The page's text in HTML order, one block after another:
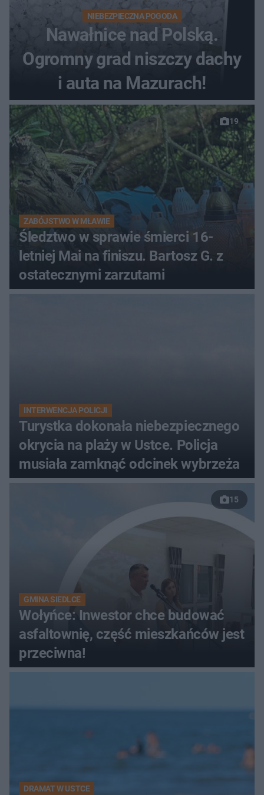
NIEBEZPIECZNA POGODA
Nawałnice nad Polską.
Ogromny grad niszczy dachy
i auta na Mazurach!
19
ZABÓJSTWO W MŁAWIE
Śledztwo w sprawie śmierci 16-
letniej Mai na finiszu. Bartosz G. z
ostatecznymi zarzutami
INTERWENCJA POLICJI
Turystka dokonała niebezpiecznego
okrycia na plaży w Ustce. Policja
musiała zamknąć odcinek wybrzeża
15
GMINA SIEDLCE
Wołyńce: Inwestor chce budować
asfaltownię, część mieszkańców jest
przeciwna!
DRAMAT W USTCE